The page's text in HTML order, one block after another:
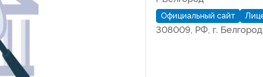
Официальный сайт
308009, РФ, г.